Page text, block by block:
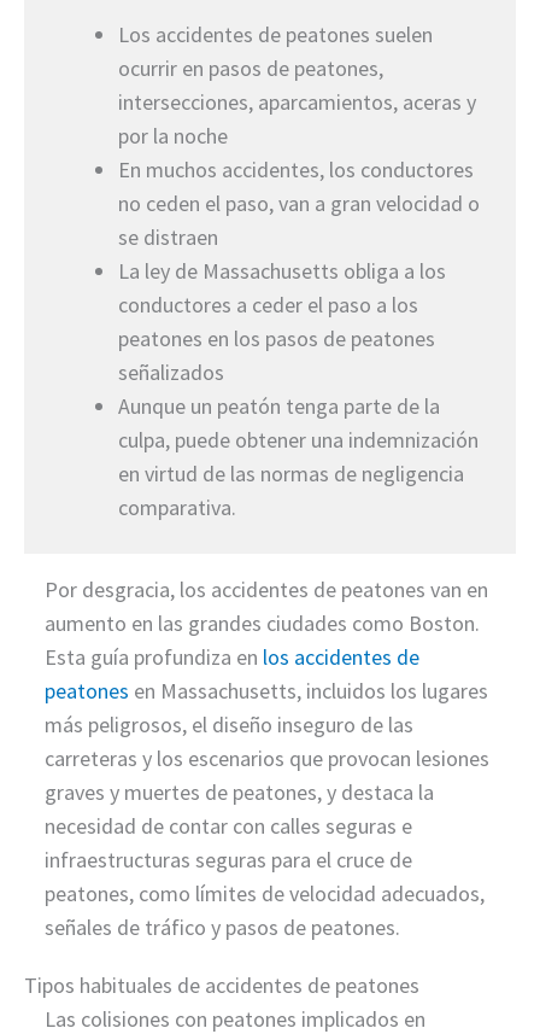
Los accidentes de peatones suelen
ocurrir en pasos de peatones,
intersecciones, aparcamientos, aceras y
por la noche
En muchos accidentes, los conductores
no ceden el paso, van a gran velocidad o
se distraen
La ley de Massachusetts obliga a los
conductores a ceder el paso a los
peatones en los pasos de peatones
señalizados
Aunque un peatón tenga parte de la
culpa, puede obtener una indemnización
en virtud de las normas de negligencia
comparativa.
Por desgracia, los accidentes de peatones van en
aumento en las grandes ciudades como Boston.
Esta guía profundiza en los accidentes de
peatones en Massachusetts, incluidos los lugares
más peligrosos, el diseño inseguro de las
carreteras y los escenarios que provocan lesiones
graves y muertes de peatones, y destaca la
necesidad de contar con calles seguras e
infraestructuras seguras para el cruce de
peatones, como límites de velocidad adecuados,
señales de tráfico y pasos de peatones.
Tipos habituales de accidentes de peatones
Las colisiones con peatones implicados en